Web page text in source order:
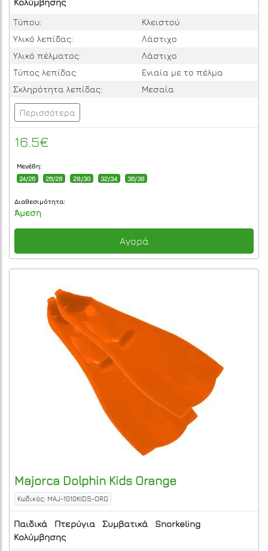
Κολύμβησης
Τύπου:
Κλειστού
Υλικό λεπίδας:
Λάστιχο
Υλικό πέλματος:
Λάστιχο
Τύπος λεπίδας:
Ενιαία με το πέλμα
Σκληρότητα λεπίδας:
Μεσαία
Περισσότερα
16.5€
Μεγέθη:
24/26
26/28 28/30 32/34 36/38
Διαθεσιμότητα:
Άμεση
Αγορά
Majorca Dolphin Kids Orange
Κωδικός: MAJ-1010KIDS-ORG
Παιδικά Πτερύγια Συμβατικά
Snorkeling
Κολύμβησης